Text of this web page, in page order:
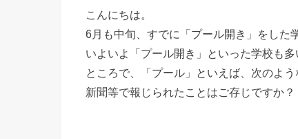
こんにちは。
6月も中旬、すでに「プール開き」をした
いよいよ「プール開き」といった学校も多
ところで、「プール」といえば、次のよう
新聞等で報じられたことはご存じですか？